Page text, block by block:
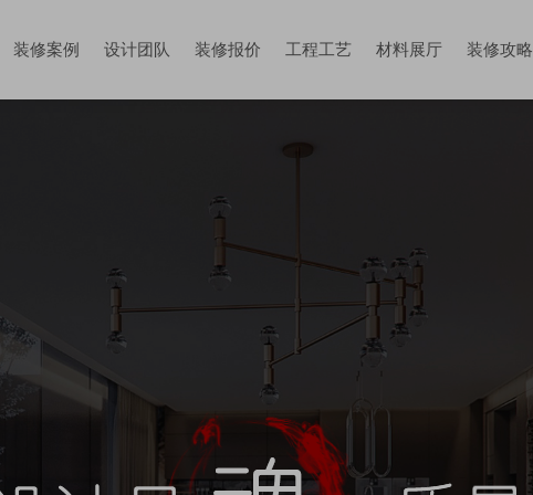
装修案例 设计团队 装修报价 工程工艺 材料展厅 装修攻略